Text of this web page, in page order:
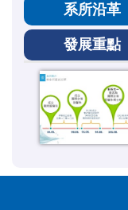
系所沿革
發展重點